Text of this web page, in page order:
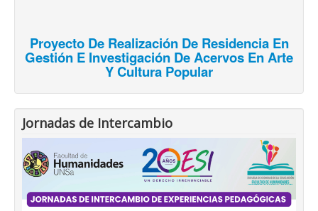
Proyecto De Realización De Residencia En
Gestión E Investigación De Acervos En Arte
Y Cultura Popular
Jornadas de Intercambio